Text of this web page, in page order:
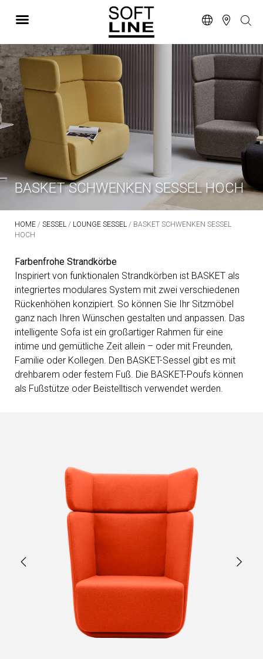
BASKET SCHWENKEN SESSEL HOCH
HOME / SESSEL / LOUNGE SESSEL / BASKET SCHWENKEN SESSEL
HOCH
Farbenfrohe Strandkörbe
Inspiriert von funktionalen Strandkörben ist BASKET als
integriertes modulares System mit zwei verschiedenen
Rückenhöhen konzipiert. So können Sie Ihr Sitzmöbel
ganz nach Ihren Wünschen gestalten und anpassen. Das
intelligente Sofa ist ein großartiger Rahmen für eine
intime und gemütliche Zeit allein – oder mit Freunden,
Familie oder Kollegen. Den BASKET-Sessel gibt es mit
drehbarem oder festem Fuß. Die BASKET-Poufs können
als Fußstütze oder Beistelltisch verwendet werden.